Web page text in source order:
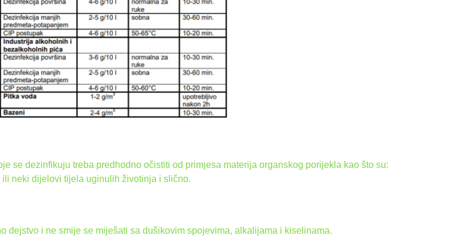
se dezinfikuju treba predhodno očistiti od primjesa materija organskog porijekla kao što su:
ili neki dijelovi tijela uginulih životinja i slično.
dejstvo i ne smije se miješati sa dušikovim spojevima, alkalijama i kiselinama.